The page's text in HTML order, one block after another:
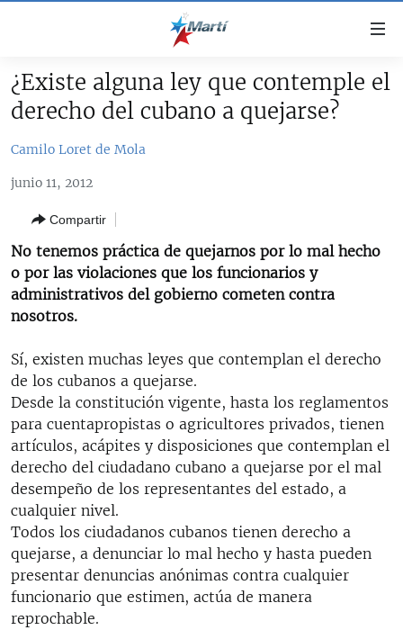
accesibilidad
contenido
navegación
principal
búsqueda
TITULARES
DERECHOS HUMANOS
#11JCUBA, 5 AÑOS DESPUÉS
INFORME DEL DEPARTAMENTO DE ESTADO DE EEUU
SOBRE CUBA
ESTADOS UNIDOS
ESTADOS UNIDOS
AMÉRICA 250
AMÉRICA LATINA
INMIGRACIÓN
MUNDO
DEPORTES
ARTE Y ENTRETENIMIENTO
OPINIÓN GRÁFICA
AUDIOVISUALES MARTÍ
RADIO MARTÍ
ESPECIALES
ESPECIALES
LA REALIDAD DE LA VIVIENDA EN CUBA
SER VIEJO EN CUBA
KENTU-CUBANO
LOS SANTOS DE HIALEAH
MULTIMEDIA
EDITORIALES
SÍGUENOS
¿Existe alguna ley que contemple el
derecho del cubano a quejarse?
Camilo Loret de Mola
junio 11, 2012
Compartir
No tenemos práctica de quejarnos por lo mal hecho
o por las violaciones que los funcionarios y
administrativos del gobierno cometen contra
nosotros.
Sí, existen muchas leyes que contemplan el derecho
de los cubanos a quejarse.
Desde la constitución vigente, hasta los reglamentos
para cuentapropistas o agricultores privados, tienen
artículos, acápites y disposiciones que contemplan el
derecho del ciudadano cubano a quejarse por el mal
desempeño de los representantes del estado, a
cualquier nivel.
Todos los ciudadanos cubanos tienen derecho a
quejarse, a denunciar lo mal hecho y hasta pueden
presentar denuncias anónimas contra cualquier
funcionario que estimen, actúa de manera
reprochable.